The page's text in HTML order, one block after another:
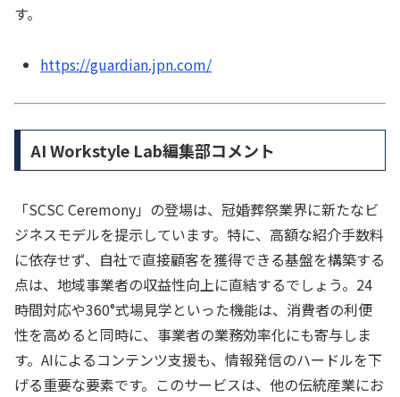
す。
https://guardian.jpn.com/
AI Workstyle Lab編集部コメント
「SCSC Ceremony」の登場は、冠婚葬祭業界に新たなビ
ジネスモデルを提示しています。特に、高額な紹介手数料
に依存せず、自社で直接顧客を獲得できる基盤を構築する
点は、地域事業者の収益性向上に直結するでしょう。24
時間対応や360°式場見学といった機能は、消費者の利便
性を高めると同時に、事業者の業務効率化にも寄与しま
す。AIによるコンテンツ支援も、情報発信のハードルを下
げる重要な要素です。このサービスは、他の伝統産業にお